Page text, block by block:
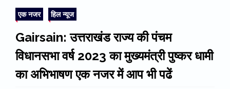
एक नजर हिल न्यूज
Gairsain: उत्तराखंड राज्य की पंचम
विधानसभा वर्ष 2023 का मुख्यमंत्री पुष्कर धामी
का अभिभाषण एक नजर में आप भी पढें